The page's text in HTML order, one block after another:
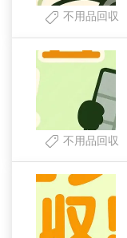
不用品回収
不用品回収